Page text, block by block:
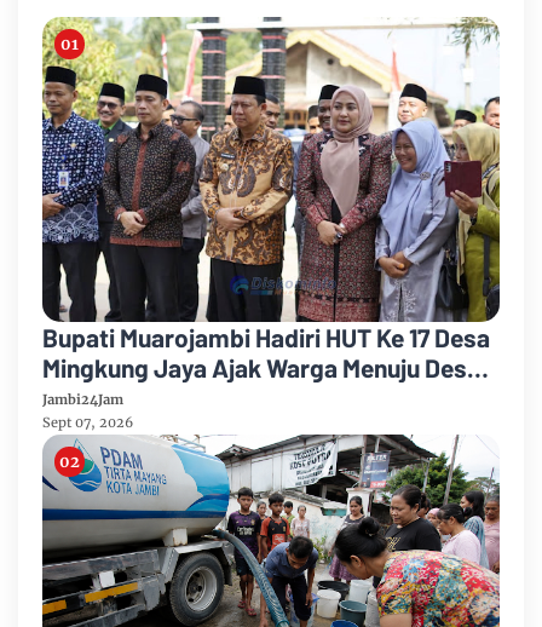
Bupati Muarojambi Hadiri HUT Ke 17 Desa
Mingkung Jaya Ajak Warga Menuju Desa
Mandiri 2026
Jambi24Jam
Sept 07, 2026